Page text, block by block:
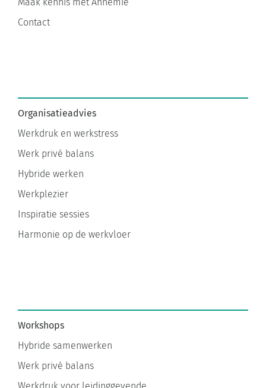
Organisatieadvies
Werkdruk en werkstress
Hybride werken
Werkplezier
Inspiratie sessies
Harmonie op de werkvloer
Workshops
Hybride samenwerken
Werk privé balans
Werkdruk voor leidinggevende